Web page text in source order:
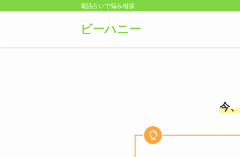
電話占いで悩み相談
ビーハニー
今